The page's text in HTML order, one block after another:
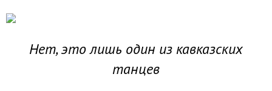
Нет, это лишь один из кавказских
танцев